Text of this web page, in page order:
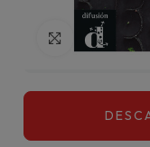
Click para